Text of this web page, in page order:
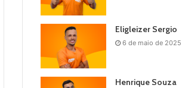
Eligleizer Sergio
6 de maio de 2025
Henrique Souza